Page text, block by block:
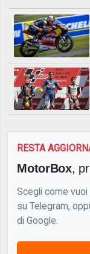
RESTA
MotorBox,
Scegli come
su Telegram,
di Google.